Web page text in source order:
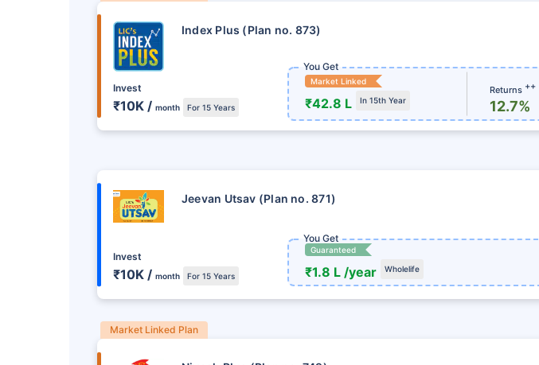
Index Plus (Plan no. 873)
Invest
₹10K / month For 15 Years
You Get
Market Linked
₹42.8 L In 15th Year
Returns ++
12.7%
Jeevan Utsav (Plan no. 871)
Invest
₹10K / month For 15 Years
You Get
Guaranteed
₹1.8 L /year Wholelife
Market Linked Plan